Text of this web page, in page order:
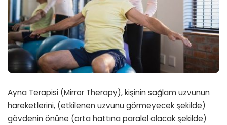
Ayna Terapisi (Mirror Therapy), kişinin sağlam uzvunun
hareketlerini, (etkilenen uzvunu görmeyecek şekilde)
gövdenin önüne (orta hattına paralel olacak şekilde)